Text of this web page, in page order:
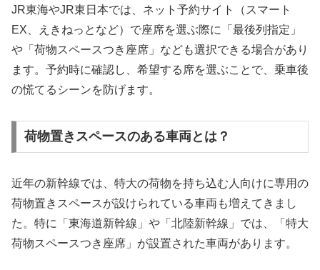
JR東海やJR東日本では、ネット予約サイト（スマート
EX、えきねっとなど）で座席を選ぶ際に「最後列指定」
や「荷物スペースつき座席」なども選択できる場合があり
ます。予約時に確認し、希望する席を選ぶことで、乗車後
の慌てるシーンを防げます。
荷物置きスペースのある車両とは？
近年の新幹線では、特大の荷物を持ち込む人向けに専用の
荷物置きスペースが設けられている車両も増えてきまし
た。特に「東海道新幹線」や「北陸新幹線」では、「特大
荷物スペースつき座席」が設置された車両があります。